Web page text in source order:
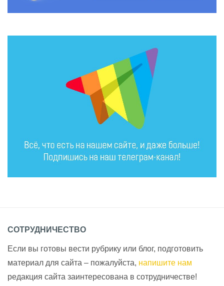
СОТРУДНИЧЕСТВО
Если вы готовы вести рубрику или блог, подготовить
материал для сайта – пожалуйста, напишите нам
редакция сайта заинтересована в сотрудничестве!